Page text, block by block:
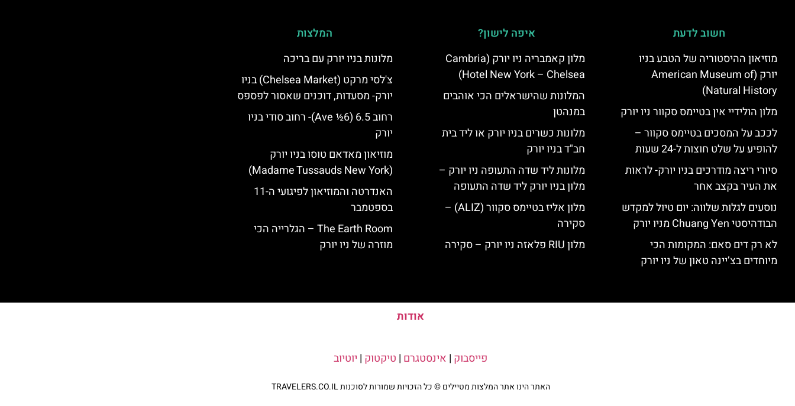
חשוב לדעת
מוזיאון ההיסטוריה של הטבע בניו
יורק (American Museum of
Natural History)
מלון הולידיי אין בטיימס סקוור ניו יורק
לככב על המסכים בטיימס סקוור –
להופיע על שלט חוצות ל-24 שעות
סיורי ריצה מודרכים בניו יורק- לראות
את העיר בקצב אחר
נוסעים לגלות שלווה: יום טיול למקדש
הבודהיסטי Chuang Yen מניו יורק
לא רק דים סאם: המקומות הכי
מיוחדים בצ’יינה טאון של ניו יורק
איפה לישון?
מלון קאמבריה ניו יורק (Cambria
Hotel New York – Chelsea)
המלונות שהישראלים הכי אוהבים
במנהטן
מלונות כשרים בניו יורק או ליד בית
חב"ד בניו יורק
מלונות ליד שדה התעופה ניו יורק –
מלון בניו יורק ליד שדה התעופה
מלון אליז בטיימס סקוור (ALIZ) –
סקירה
מלון RIU פלאזה ניו יורק – סקירה
המלצות
מלונות בניו יורק עם בריכה
צ'לסי מרקט (Chelsea Market) בניו
יורק- מסעדות, דוכנים שאסור לפספס
רחוב 6.5 (6½ Ave)- רחוב סודי בניו
יורק
מוזיאון מאדאם טוסו בניו יורק
(Madame Tussauds New York)
האנדרטה והמוזיאון לפיגועי ה-11
בספטמבר
The Earth Room – הגלרייה הכי
מוזרה של ניו יורק
אודות
פייסבוק | אינסטגרם | טיקטוק | יוטיוב
האתר הינו אתר המלצות מטיילים © כל הזכויות שמורות לסוכנות TRAVELERS.CO.IL